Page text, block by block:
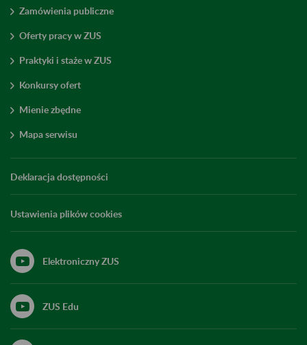
Zamówienia publiczne
Oferty pracy w ZUS
Praktyki i staże w ZUS
Konkursy ofert
Mienie zbędne
Mapa serwisu
Deklaracja dostępności
Ustawienia plików cookies
Elektroniczny ZUS
ZUS Edu